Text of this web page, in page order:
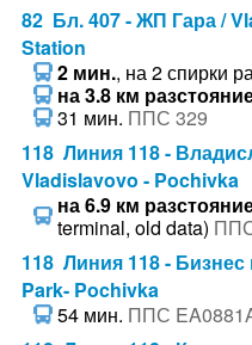
82 Бл. 407 - ЖП Гара /
Station
2 мин., на 2 спирки
на 3.8 км
31 мин. ППС 329
118 Линия 118 -
Vladislavovo - Pochivka
на 6.9 км
terminal, old data)
118 Линия 118 -
Park- Pochivka
54 мин. ППС